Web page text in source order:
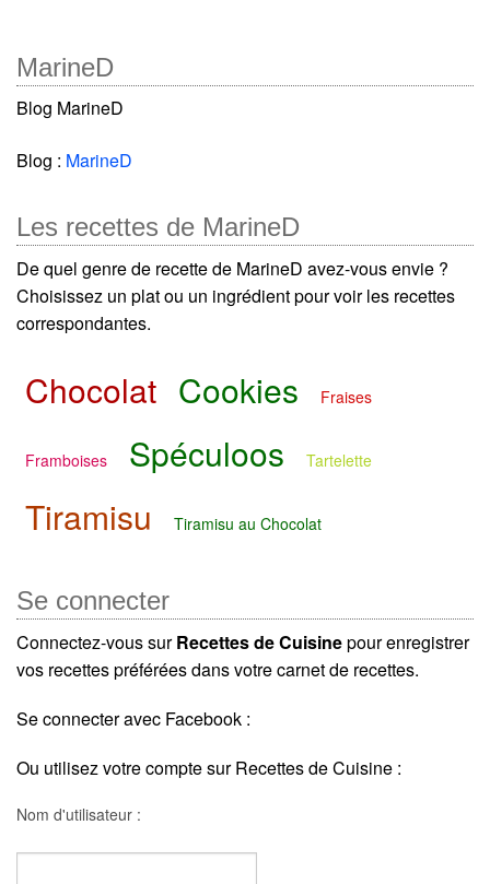
MarineD
Blog MarineD
Blog : MarineD
Les recettes de MarineD
De quel genre de recette de MarineD avez-vous envie ?
Choisissez un plat ou un ingrédient pour voir les recettes
correspondantes.
Chocolat Cookies Fraises
Framboises Spéculoos Tartelette
Tiramisu Tiramisu au Chocolat
Se connecter
Connectez-vous surRecettes de Cuisinepour enregistrer
vos recettes préférées dans votre carnet de recettes.
Se connecter avec Facebook :
Ou utilisez votre compte sur Recettes de Cuisine :
Nom d'utilisateur :